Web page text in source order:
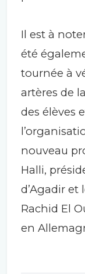
Il est à
été
tournée à
artères de
des élèves
nouveau
Halli,
d’Agadir et
Rachid El
en